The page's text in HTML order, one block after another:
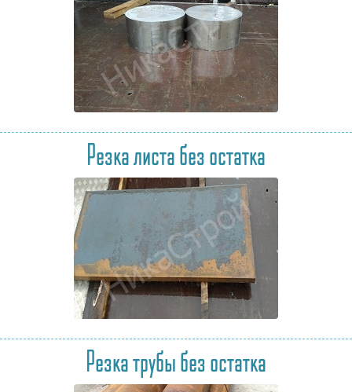
Резка листа без остатка
Резка трубы без остатка